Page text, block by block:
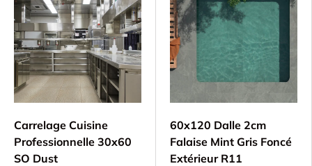
Carrelage Cuisine
Professionnelle 30x60
SO Dust
60x120 Dalle 2cm
Falaise Mint Gris Foncé
Extérieur R11